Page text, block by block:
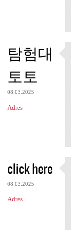
탐험대
토토
08.03.2025
Adres
click here
08.03.2025
Adres